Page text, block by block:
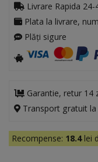
Livrare Rapida 24-
Plata la livrare,
Plăți sigure
Garantie, retur 14
Transport gratuit la
Recompense: 18.4lei